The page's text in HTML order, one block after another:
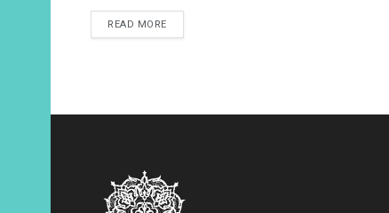
READ MORE